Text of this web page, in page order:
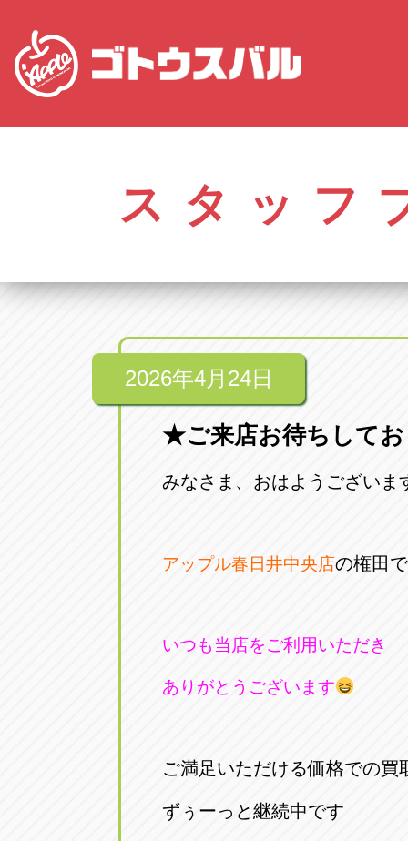
アップル
0561-84-
アップル
0586-28-
アップル
アップル
0566-43-
アップル
愛知県春日井市柏井町4-43-1
アップル春日井中央店
愛知県瀬戸市美濃池町29-1
アップル一宮22号店
愛知県一宮市朝日3-4-12
アップル春日井店
アップル名岐バイパス春日店
愛知県碧南市立山町4-32-1
アップル常滑店
スタッフ
2026年4月24日
★ご来店お待ちして
みなさま、おはようございま
アップル春日井中央店の権田
いつも当店をご利用いただき
ありがとうございます
ご満足いただける価格での買
ずぅーっと継続中です